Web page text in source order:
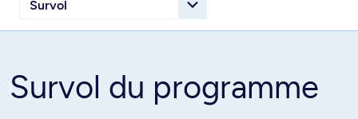
Survol du programme